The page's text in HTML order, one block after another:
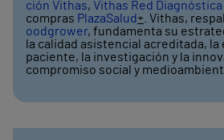
ción Vithas, Vithas Red Diagnóstica
compras PlazaSalud+ . Vithas,
oodgrower, fundamenta su
la calidad asistencial acreditada, la
paciente, la investigación y la
compromiso social y